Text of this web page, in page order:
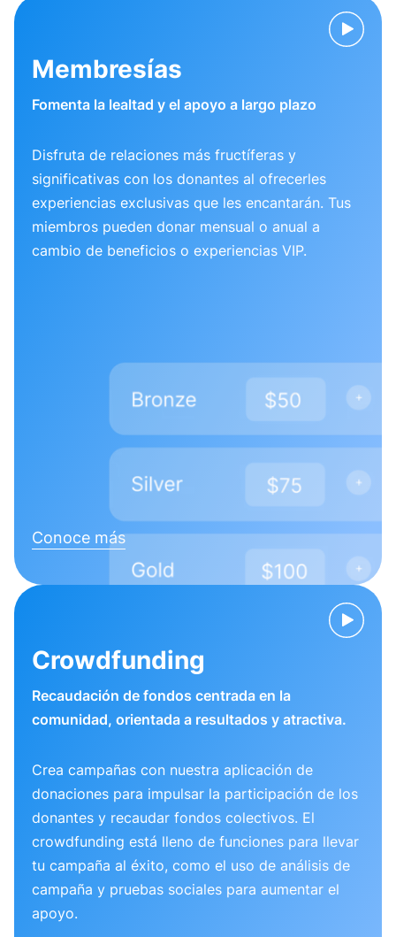
Membresías
Fomenta la lealtad y el apoyo a largo plazo
Disfruta de relaciones más fructíferas y
significativas con los donantes al ofrecerles
experiencias exclusivas que les encantarán. Tus
miembros pueden donar mensual o anual a
cambio de beneficios o experiencias VIP.
Conoce más
Crowdfunding
Recaudación de fondos centrada en la
comunidad, orientada a resultados y atractiva.
Crea campañas con nuestra aplicación de
donaciones para impulsar la participación de los
donantes y recaudar fondos colectivos. El
crowdfunding está lleno de funciones para llevar
tu campaña al éxito, como el uso de análisis de
campaña y pruebas sociales para aumentar el
apoyo.